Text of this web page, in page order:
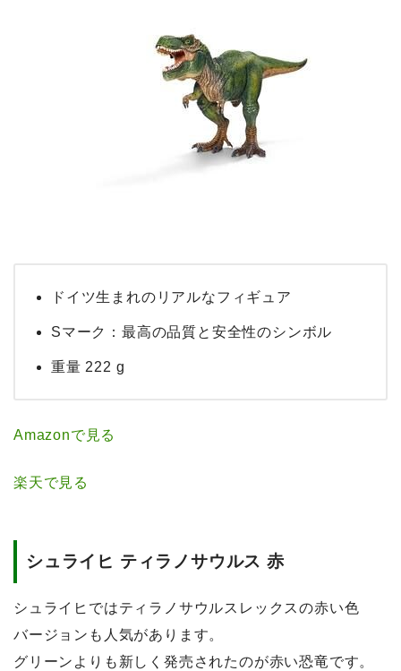
ドイツ生まれのリアルなフィギュア
Sマーク：最高の品質と安全性のシンボル
重量 222 g
Amazonで見る
楽天で見る
シュライヒ ティラノサウルス 赤
シュライヒではティラノサウルスレックスの赤い色
バージョンも人気があります。
グリーンよりも新しく発売されたのが赤い恐竜です。